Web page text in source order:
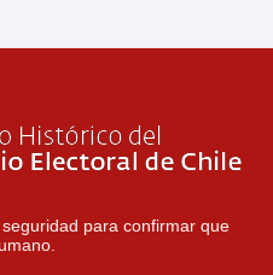
para confirmar que